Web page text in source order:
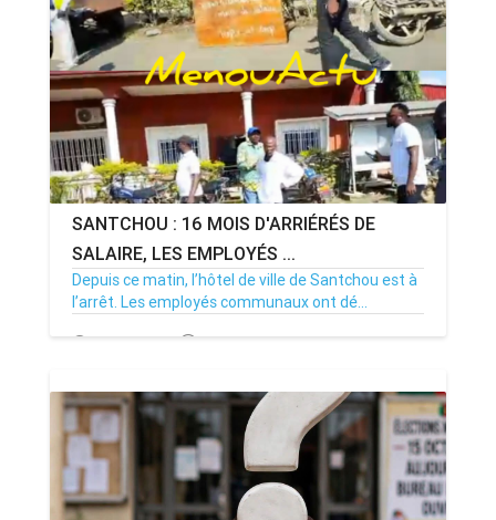
SANTCHOU : 16 MOIS D'ARRIÉRÉS DE
SALAIRE, LES EMPLOYÉS ...
Depuis ce matin, l’hôtel de ville de Santchou est à
l’arrêt. Les employés communaux ont dé...
20/07/26 Par MenouActu 0